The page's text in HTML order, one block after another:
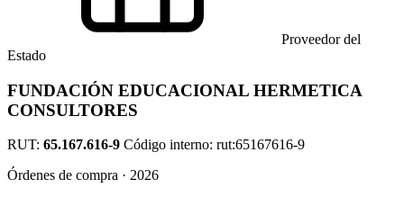
Proveedor del
Estado
FUNDACIÓN EDUCACIONAL HERMETICA
CONSULTORES
RUT: 65.167.616-9 Código interno: rut:65167616-9
Órdenes de compra · 2026